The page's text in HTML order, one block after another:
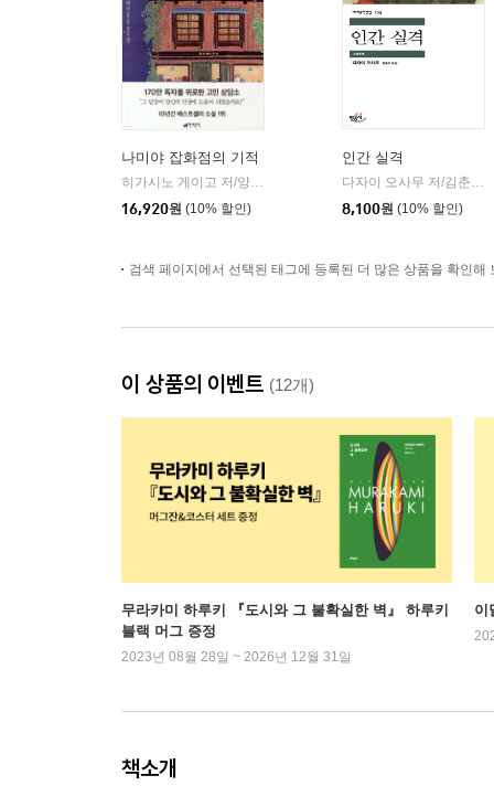
나미야 잡화점의 기적
히가시노 게이고 저/양윤옥 역
현대문학
16,920원 (10% 할인)
인간 실격
다자이 오사무 저/김춘미 역
8,100원 (10% 할인)
검색 페이지에서 선택된 태그에 등록된 더 많은 상품을 확인해
이 상품의 이벤트 (12개)
무라카미 하루키 『도시와 그 불확실한 벽』 하루키
블랙 머그 증정
2023년 08월 28일 ~ 2026년 12월 31일
이
책소개